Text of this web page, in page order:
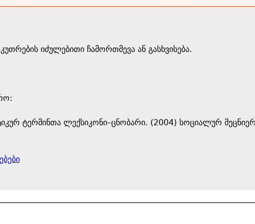
იძულებითი ჩამორთმევა ან გასხვისება.
ტერმინთა ლექსიკონი–ცნობარი. (2004) სოციალურ